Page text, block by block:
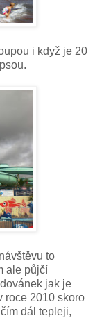
i když je 20
to
ale půjčí
jak je
roce 2010 skoro
dál tepleji,